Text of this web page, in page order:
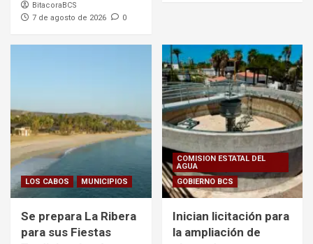
BitacoraBCS
7 de agosto de 2026
0
LOS CABOS MUNICIPIOS
Se prepara La Ribera
para sus Fiestas
COMISION ESTATAL DEL
AGUA
GOBIERNO BCS
Inician licitación para
la ampliación de